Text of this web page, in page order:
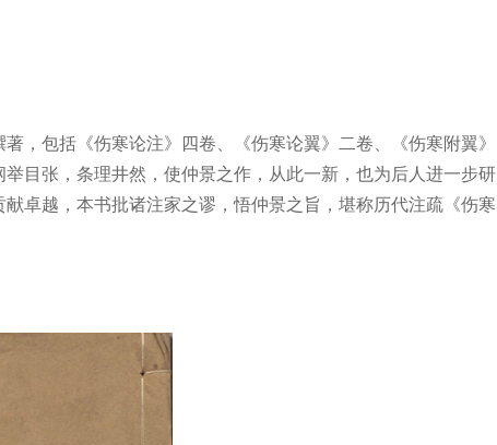
，包括《伤寒论注》四卷、《伤寒论翼》二卷、《伤寒附翼》
目张，条理井然，使仲景之作，从此一新，也为后人进一步研
卓越，本书批诸注家之谬，悟仲景之旨，堪称历代注疏《伤寒